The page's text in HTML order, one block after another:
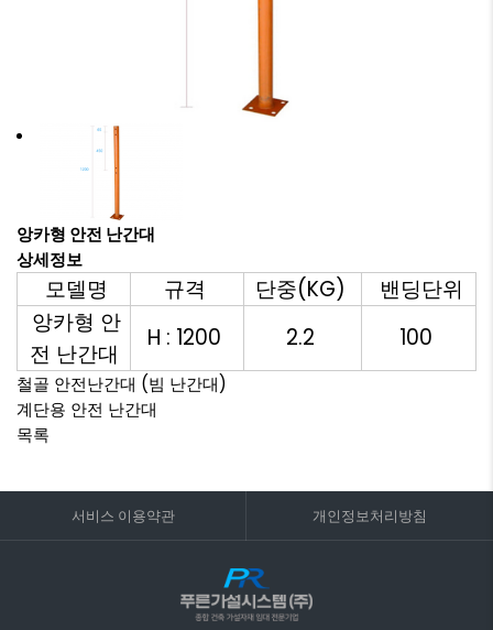
앙카형 안전 난간대
상세정보
모델명 규격 단중(KG)
밴딩단위
앙카형 안
전 난간대
H : 1200 2.2 100
철골 안전난간대 (빔 난간대)
계단용 안전 난간대
목록
서비스 이용약관 개인정보처리방침